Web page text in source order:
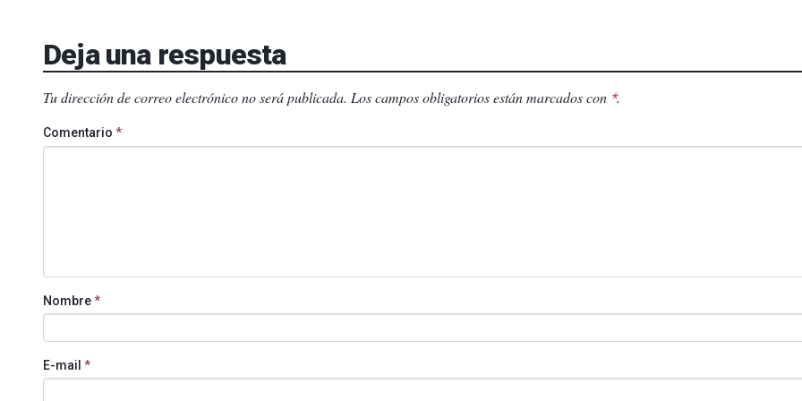
Deja una respuesta
Tu dirección de correo electrónico no será publicada. Los campos obligatorios están marcados con *.
Comentario *
Nombre*
E-mail *